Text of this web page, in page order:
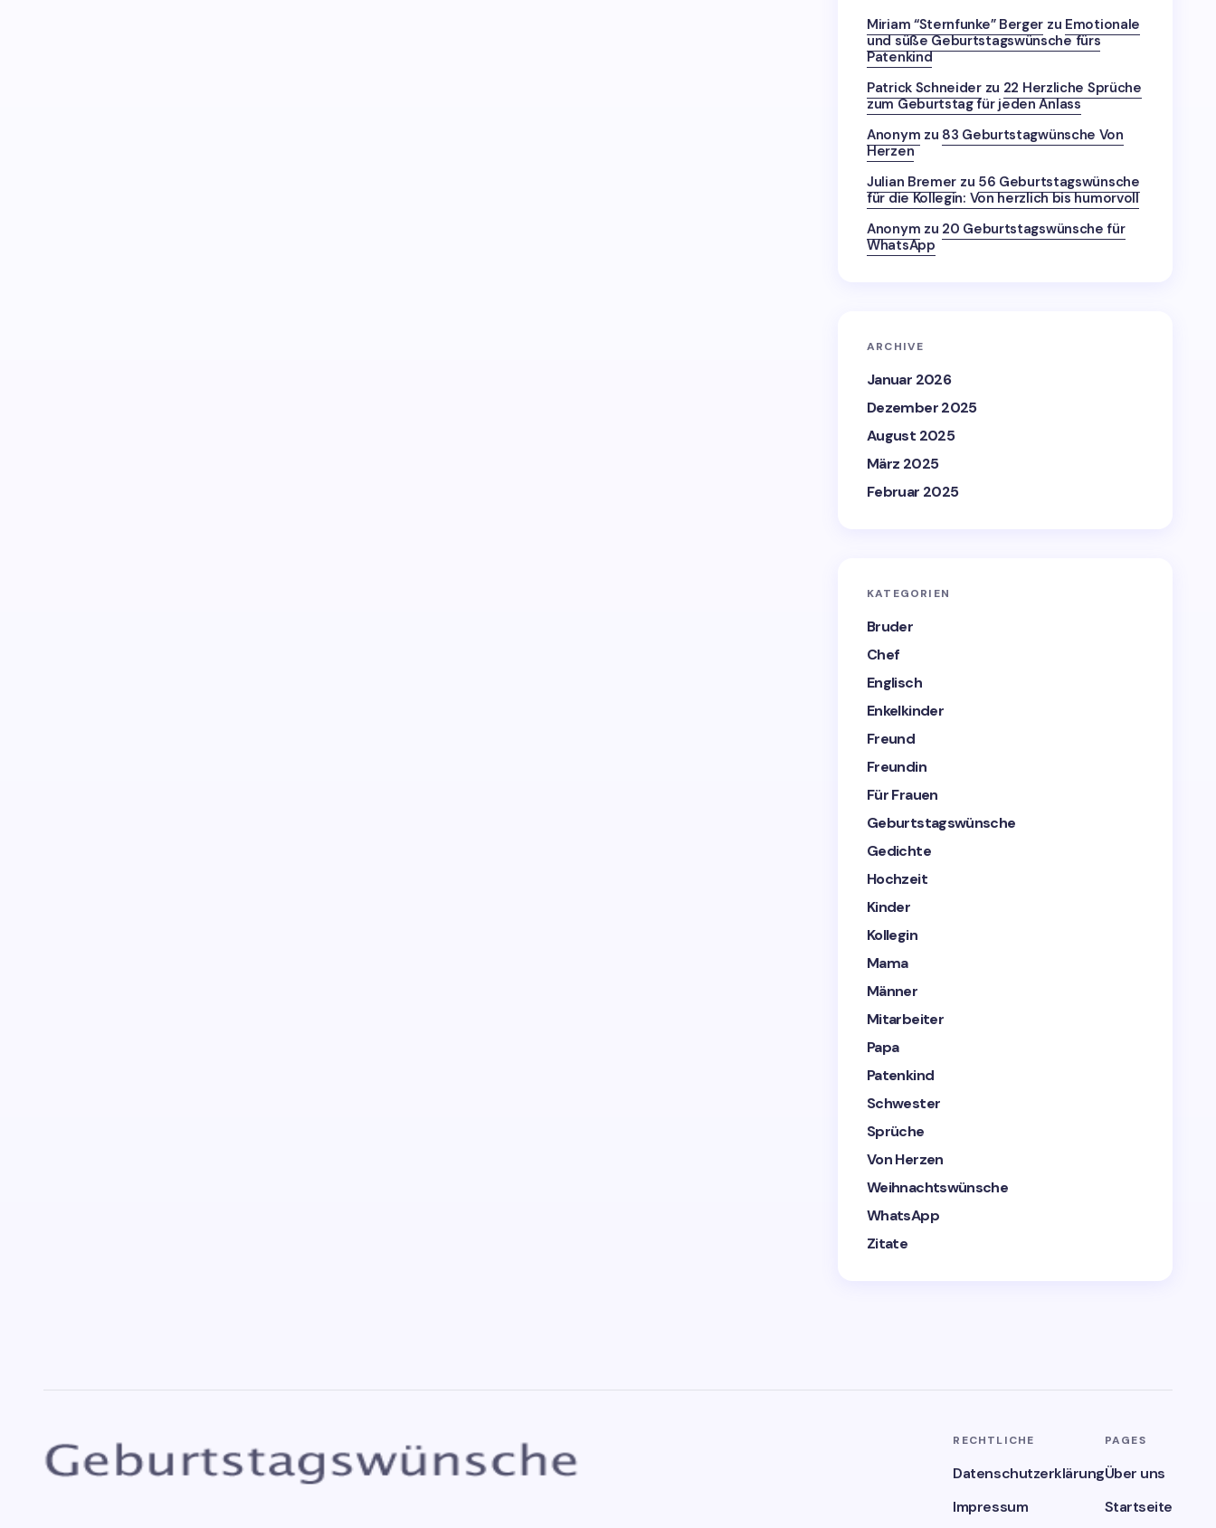
Miriam “Sternfunke” Berger zu Emotionale
und süße Geburtstagswünsche fürs
Patenkind
Patrick Schneiderzu 22 Herzliche Sprüche
zum Geburtstag für jeden Anlass
Anonym zu 83 Geburtstagwünsche Von
Herzen
Julian Bremer zu 56 Geburtstagswünsche
für die Kollegin: Von herzlich bis humorvoll
Anonym zu 20 Geburtstagswünsche für
WhatsApp
ARCHIVE
Januar 2026
Dezember 2025
August 2025
März 2025
Februar 2025
KATEGORIEN
Bruder
Chef
Englisch
Enkelkinder
Freund
Freundin
Für Frauen
Geburtstagswünsche
Gedichte
Hochzeit
Kinder
Kollegin
Mama
Männer
Mitarbeiter
Papa
Patenkind
Schwester
Sprüche
Von Herzen
Weihnachtswünsche
WhatsApp
Zitate
RECHTLICHE
Datenschutzerklärung
Impressum
PAGES
Über uns
Startseite